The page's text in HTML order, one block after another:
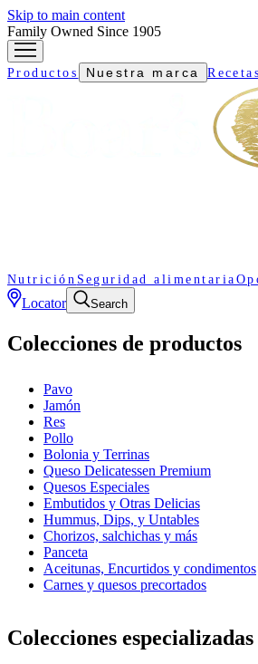
Skip to main content
Family Owned Since 1905
Productos Nuestra marca Recetas
Nutrición Seguridad alimentaria
Locator Search
Colecciones de productos
Pavo
Jamón
Res
Pollo
Bolonia y Terrinas
Queso Delicatessen Premium
Quesos Especiales
Embutidos y Otras Delicias
Hummus, Dips, y Untables
Chorizos, salchichas y más
Panceta
Aceitunas, Encurtidos y condimentos
Carnes y quesos precortados
Colecciones especializadas